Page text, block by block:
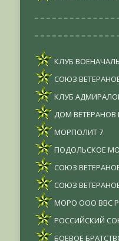
КЛУБ
СОЮЗ
КЛУБ
ДОМ ВЕТЕРАНОВ
МОРПОЛИТ7
ПОДОЛЬСКОЕ
СОЮЗ
СОЮЗ
МОРО ООО ВВС
РОССИЙСКИЙ
БОЕВОЕ